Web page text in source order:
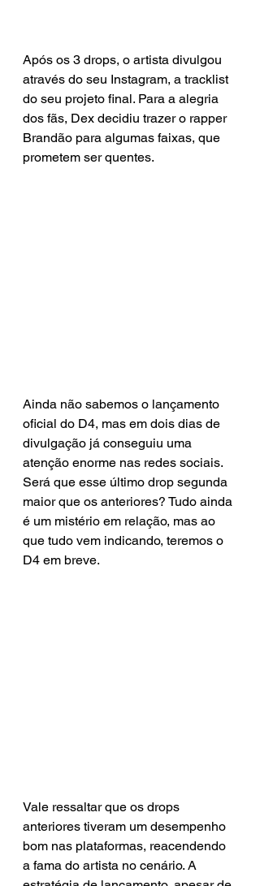
Após os 3 drops, o artista divulgou
através do seu Instagram, a tracklist
do seu projeto final. Para a alegria
dos fãs, Dex decidiu trazer o rapper
Brandão para algumas faixas, que
prometem ser quentes.
Ainda não sabemos o lançamento
oficial do D4, mas em dois dias de
divulgação já conseguiu uma
atenção enorme nas redes sociais.
Será que esse último drop segunda
maior que os anteriores? Tudo ainda
é um mistério em relação, mas ao
que tudo vem indicando, teremos o
D4 em breve.
Vale ressaltar que os drops
anteriores tiveram um desempenho
bom nas plataformas, reacendendo
a fama do artista no cenário. A